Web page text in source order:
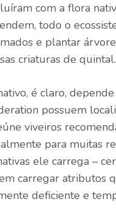
com a flora
todo o
e plantar
criaturas de
é claro,
possuem
viveiros
para muitas
ele carrega –
carregar atributos
deficiente e